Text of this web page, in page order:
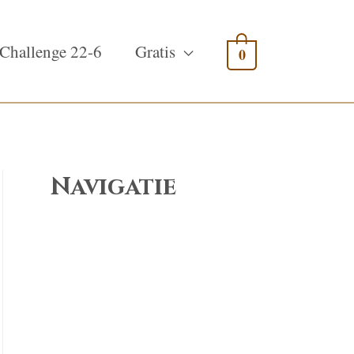
Challenge 22-6 Gratis 0
Navigatie